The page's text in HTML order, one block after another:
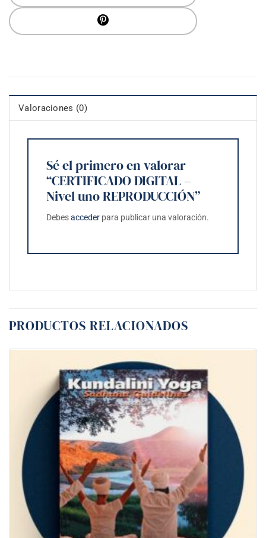
Valoraciones (0)
Sé el primero en valorar
“CERTIFICADO DIGITAL –
Nivel uno REPRODUCCIÓN”
Debesacceder para publicar una valoración.
PRODUCTOS RELACIONADOS